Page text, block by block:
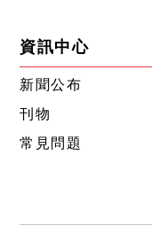
資訊中心
新聞公布
刊物
常見問題